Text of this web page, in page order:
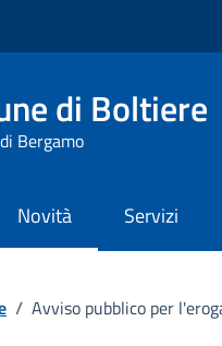
di Boltiere
Bergamo
Novità Servizi
/ Avviso pubblico per